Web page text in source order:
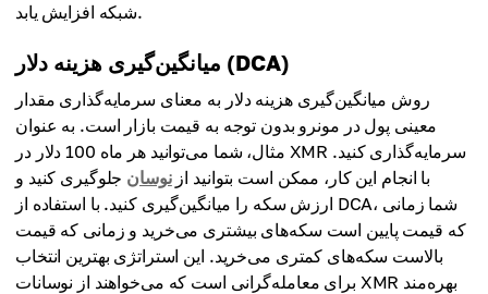
شبکه افزایش یابد.
میانگین‌گیری هزینه دلار (DCA)
روش میانگین‌گیری هزینه دلار به معنای سرمایه‌گذاری مقدار
معینی پول در مونرو بدون توجه به قیمت بازار است. به عنوان
مثال، شما می‌توانید هر ماه 100 دلار در XMR سرمایه‌گذاری کنید.
با انجام این کار، ممکن است بتوانید ازنوسان جلوگیری کنید و
ارزش سکه را میانگین‌گیری کنید. با استفاده از DCA، شما زمانی
که قیمت پایین است سکه‌های بیشتری می‌خرید و زمانی که قیمت
بالاست سکه‌های کمتری می‌خرید. این استراتژی بهترین انتخاب
برای معامله‌گرانی است که می‌خواهند از نوسانات XMR بهره‌مند